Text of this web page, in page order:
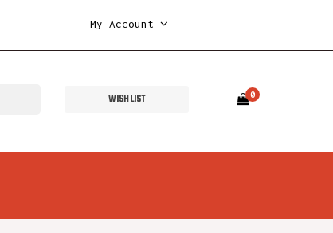
My Account
WISH LIST 0